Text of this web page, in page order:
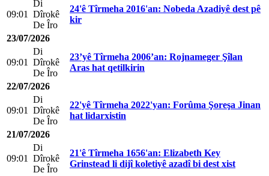
09:01
Di
Dîrokê
De Îro
24'ê Tîrmeha 2016'an: Nobeda Azadiyê dest pê
kir
23/07/2026
09:01
Di
Dîrokê
De Îro
23’yê Tîrmeha 2006’an: Rojnameger Şîlan
Aras hat qetilkirin
22/07/2026
09:01
Di
Dîrokê
De Îro
22'yê Tîrmeha 2022'yan: Forûma Şoreşa Jinan
hat lidarxistin
21/07/2026
09:01
Di
Dîrokê
De Îro
21'ê Tîrmeha 1656'an: Elizabeth Key
Grinstead li dijî koletiyê azadî bi dest xist